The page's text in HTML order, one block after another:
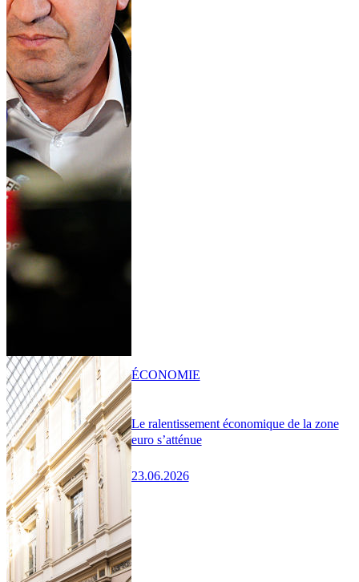
Le ralentissement économique de la zone
euro s’atténue
23.06.2026
ÉCONOMIE